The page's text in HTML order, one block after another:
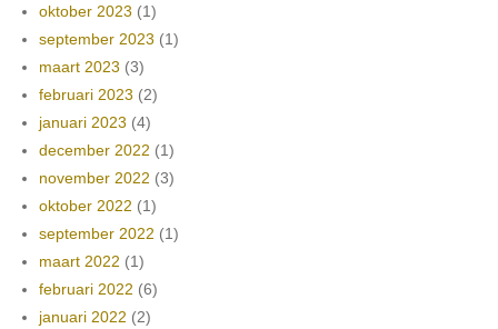
oktober 2023 (1)
september 2023 (1)
maart 2023 (3)
februari 2023 (2)
januari 2023 (4)
december 2022 (1)
november 2022 (3)
oktober 2022 (1)
september 2022 (1)
maart 2022 (1)
februari 2022 (6)
januari 2022 (2)